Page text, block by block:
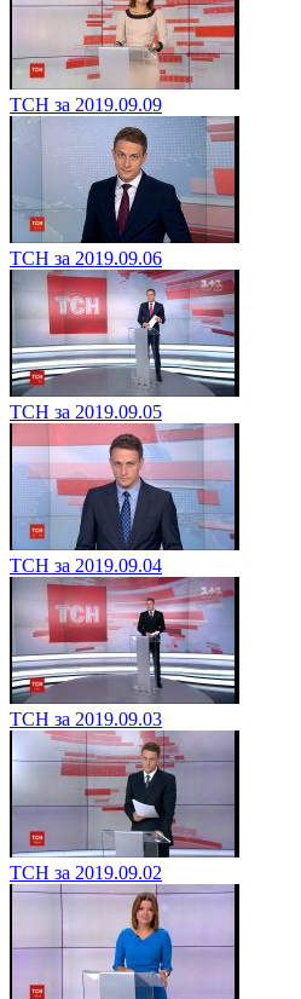
ТСН за 2019.09.09
ТСН за 2019.09.06
ТСН за 2019.09.05
ТСН за 2019.09.04
ТСН за 2019.09.03
ТСН за 2019.09.02